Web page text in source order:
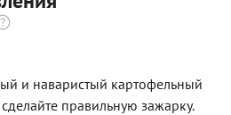
и наваристый картофельный
правильную зажарку.